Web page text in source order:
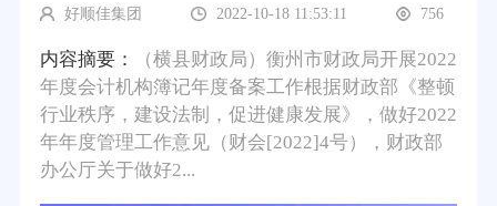
好顺佳集团 2022-10-18 11:53:11 756
内容摘要：
（横县财政局）衡州市财政局开展2022
年度会计机构簿记年度备案工作根据财政部《整顿
行业秩序，建设法制，促进健康发展》，做好2022
年年度管理工作意见（财会[2022]4号），财政部
办公厅关于做好2...